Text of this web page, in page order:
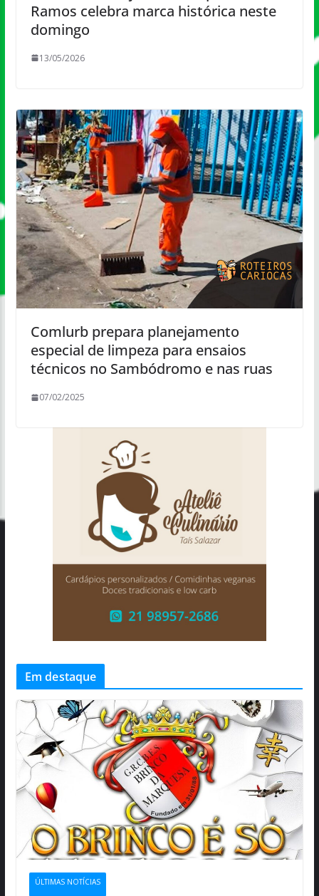
Ramos celebra marca histórica neste
domingo
13/05/2026
Comlurb prepara planejamento
especial de limpeza para ensaios
técnicos no Sambódromo e nas ruas
07/02/2025
Em destaque
ÚLTIMAS NOTÍCIAS